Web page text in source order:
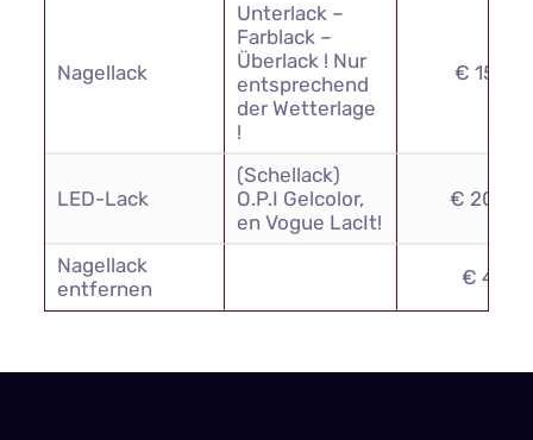
Nagellack
Unterlack –
Farblack –
Überlack ! Nur
entsprechend
der Wetterlage
!
€ 15,00
LED-Lack
(Schellack)
O.P.I Gelcolor,
en Vogue LacIt!
€ 20,00
Nagellack
entfernen
€ 4,00